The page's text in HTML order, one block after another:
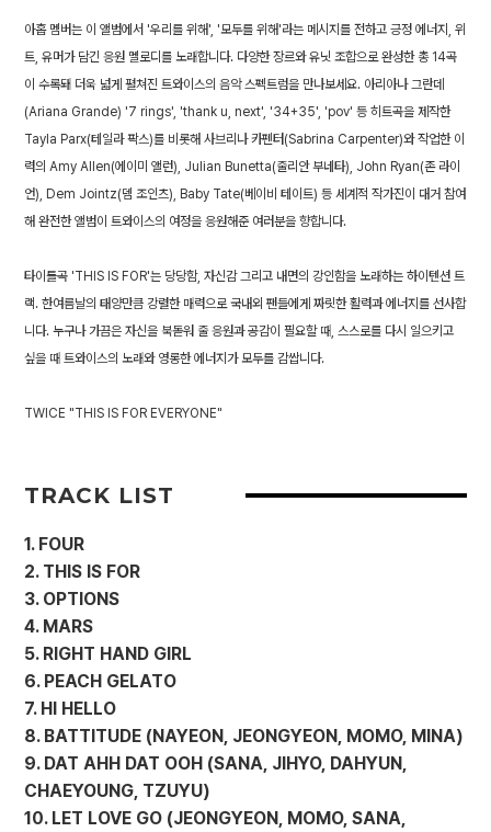
아홉 멤버는 이 앨범에서 '우리를 위해', '모두를 위해'라는 메시지를 전하고 긍정 에너지, 위
트, 유머가 담긴 응원 멜로디를 노래합니다. 다양한 장르와 유닛 조합으로 완성한 총 14곡
이 수록돼 더욱 넓게 펼쳐진 트와이스의 음악 스펙트럼을 만나보세요. 아리아나 그란데
(Ariana Grande) '7 rings', 'thank u, next', '34+35', 'pov' 등 히트곡을 제작한
Tayla Parx(테일라 팍스)를 비롯해 사브리나 카펜터(Sabrina Carpenter)와 작업한 이
력의 Amy Allen(에이미 앨런), Julian Bunetta(줄리안 부네타), John Ryan(존 라이
언), Dem Jointz(뎀 조인츠), Baby Tate(베이비 테이트) 등 세계적 작가진이 대거 참여
해 완전한 앨범이 트와이스의 여정을 응원해준 여러분을 향합니다.
타이틀곡 'THIS IS FOR'는 당당함, 자신감 그리고 내면의 강인함을 노래하는 하이텐션 트
랙. 한여름날의 태양만큼 강렬한 매력으로 국내외 팬들에게 짜릿한 활력과 에너지를 선사합
니다. 누구나 가끔은 자신을 북돋워 줄 응원과 공감이 필요할 때, 스스로를 다시 일으키고
싶을 때 트와이스의 노래와 영롱한 에너지가 모두를 감쌉니다.
TWICE "THIS IS FOR EVERYONE"
TRACK LIST
1. FOUR
2. THIS IS FOR
3. OPTIONS
4. MARS
5. RIGHT HAND GIRL
6. PEACH GELATO
7. HI HELLO
8. BATTITUDE (NAYEON, JEONGYEON, MOMO, MINA)
9. DAT AHH DAT OOH (SANA, JIHYO, DAHYUN,
CHAEYOUNG, TZUYU)
10. LET LOVE GO (JEONGYEON, MOMO, SANA,